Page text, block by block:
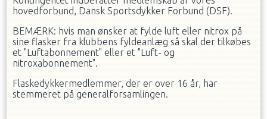
hovedforbund, Dansk Sportsdykker Forbund (DSF).
BEMÆRK: hvis man ønsker at fylde luft eller nitrox på
sine flasker fra klubbens fyldeanlæg så skal der tilkøbes
et "Luftabonnement" eller et "Luft- og
nitroxabonnement".
Flaskedykkermedlemmer, der er over 16 år, har
stemmeret på generalforsamlingen.